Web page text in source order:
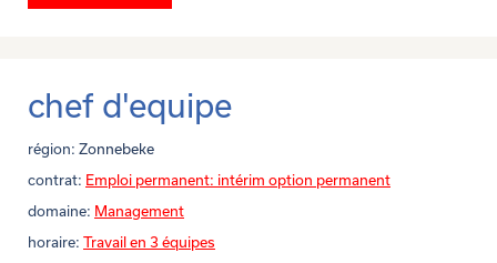
chef d'equipe
région: Zonnebeke
contrat: Emploi permanent: intérim option permanent
domaine: Management
horaire: Travail en 3 équipes